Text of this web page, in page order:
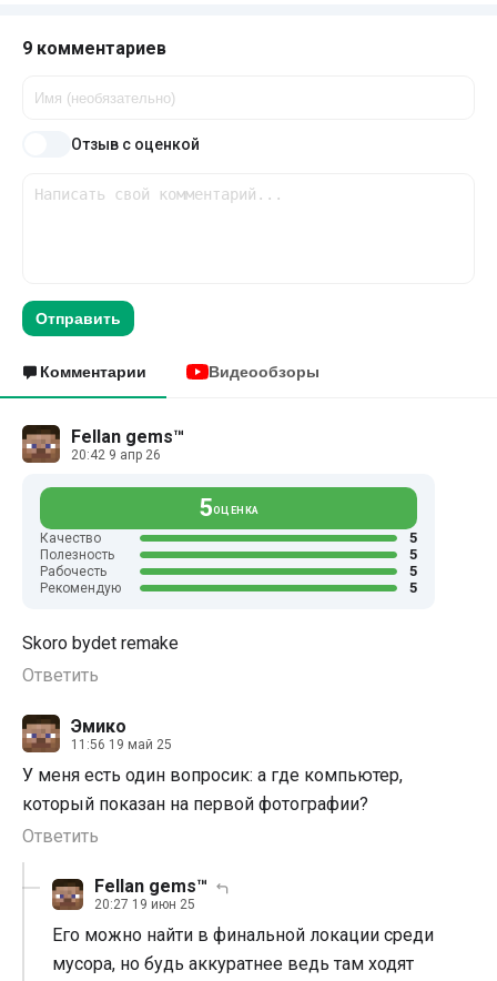
9 комментариев
Отзыв с оценкой
Отправить
Комментарии Видеообзоры
Fellan gems™
20:42 9 апр 26
5ОЦЕНКА
Качество 5
Полезность 5
Рабочесть 5
Рекомендую 5
Skoro bydet remake
Ответить
Эмико
11:56 19 май 25
У меня есть один вопросик: а где компьютер,
который показан на первой фотографии?
Ответить
Fellan gems™
20:27 19 июн 25
Его можно найти в финальной локации среди
мусора, но будь аккуратнее ведь там ходят